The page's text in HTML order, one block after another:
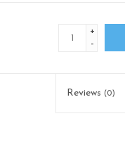
+
-
Reviews (0)